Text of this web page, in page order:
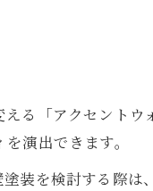
る「アクセントウ
演出できます。
装を検討する際は